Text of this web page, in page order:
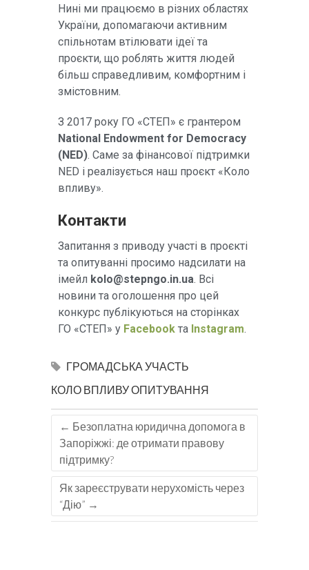
Нині ми працюємо в різних областях
України, допомагаючи активним
спільнотам втілювати ідеї та
проєкти, що роблять життя людей
більш справедливим, комфортним і
змістовним.
З 2017 року ГО «СТЕП» є грантером
National Endowment for Democracy
(NED). Саме за фінансової підтримки
NED і реалізується наш проєкт «Коло
впливу».
Контакти
Запитання з приводу участі в проєкті
та опитуванні просимо надсилати на
імейл kolo@stepngo.in.ua. Всі
новини та оголошення про цей
конкурс публікуються на сторінках
ГО «СТЕП» у Facebook та Instagram.
ГРОМАДСЬКА УЧАСТЬ
КОЛО ВПЛИВУОПИТУВАННЯ
← Безоплатна юридична допомога в
Запоріжжі: де отримати правову
підтримку?
Як зареєструвати нерухомість через
“Дію” →